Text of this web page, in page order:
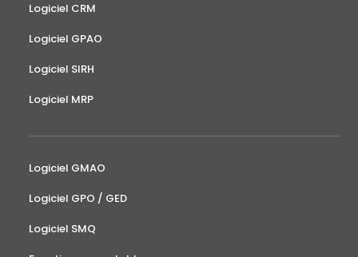
Logiciel CRM
Logiciel GPAO
Logiciel SIRH
Logiciel MRP
Logiciel GMAO
Logiciel GPO / GED
Logiciel SMQ